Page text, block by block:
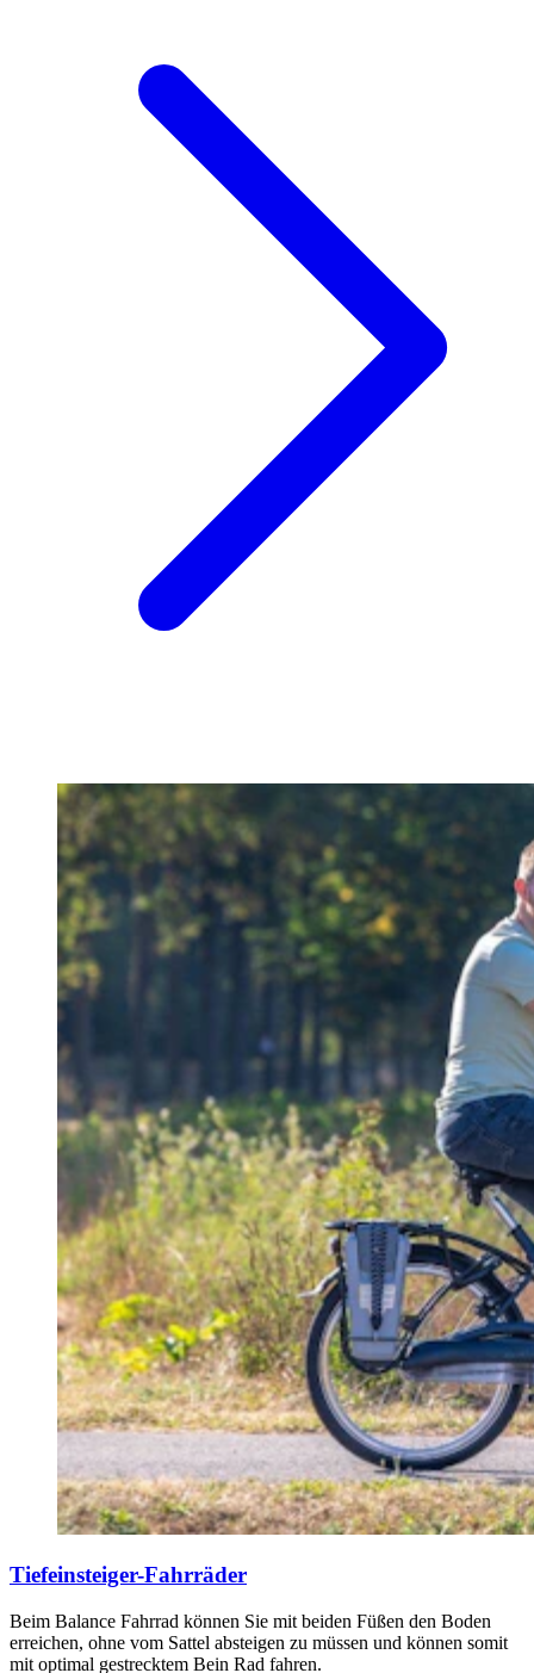
Tiefeinsteiger-Fahrräder
Beim Balance Fahrrad können Sie mit beiden Füßen den Boden
erreichen, ohne vom Sattel absteigen zu müssen und können somit
mit optimal gestrecktem Bein Rad fahren.